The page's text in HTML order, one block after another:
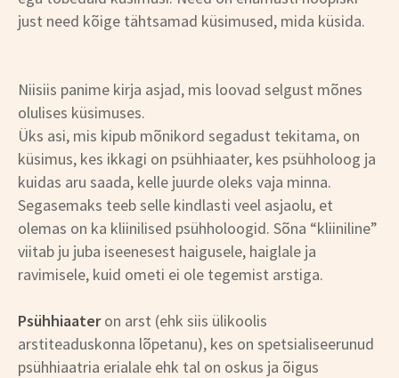
just need kõige tähtsamad küsimused, mida küsida.
Niisiis panime kirja asjad, mis loovad selgust mõnes
olulises küsimuses.
Üks asi, mis kipub mõnikord segadust tekitama, on
küsimus, kes ikkagi on psühhiaater, kes psühholoog ja
kuidas aru saada, kelle juurde oleks vaja minna.
Segasemaks teeb selle kindlasti veel asjaolu, et
olemas on ka kliinilised psühholoogid. Sõna “kliiniline”
viitab ju juba iseenesest haigusele, haiglale ja
ravimisele, kuid ometi ei ole tegemist arstiga.
Psühhiaateron arst (ehk siis ülikoolis
arstiteaduskonna lõpetanu), kes on spetsialiseerunud
psühhiaatria erialale ehk tal on oskus ja õigus